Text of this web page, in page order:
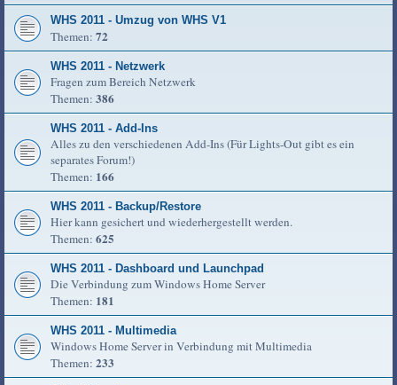
WHS 2011 - Umzug von WHS V1
Themen: 72
WHS 2011 - Netzwerk
Fragen zum Bereich Netzwerk
Themen: 386
WHS 2011 - Add-Ins
Alles zu den verschiedenen Add-Ins (Für Lights-Out gibt es ein
separates Forum!)
Themen: 166
WHS 2011 - Backup/Restore
Hier kann gesichert und wiederhergestellt werden.
Themen: 625
WHS 2011 - Dashboard und Launchpad
Die Verbindung zum Windows Home Server
Themen: 181
WHS 2011 - Multimedia
Windows Home Server in Verbindung mit Multimedia
Themen: 233